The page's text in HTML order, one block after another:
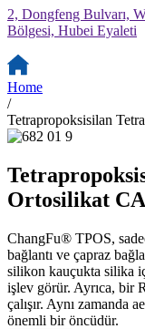
2, Dongfeng Bulvarı,
Bölgesi, Hubei Eyaleti
Home
/
Tetrapropoksisilan
Ortosilikat
ChangFu® TPOS,
bağlantı ve çapraz
silikon kauçukta silika
işlev görür. Ayrıca, bir
çalışır. Aynı zamanda
önemli bir öncüdür.